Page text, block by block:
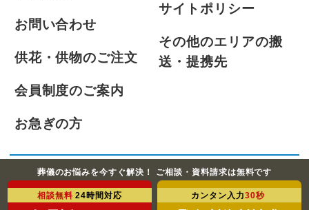
葬儀のお悩みを今すぐ解決！ ご相談・資料請求は無料です
相談無料 24時間対応 カンタン入力30秒
お問い合わせ
供花・供物のご注文
会員制度のご案内
お急ぎの方
サイトポリシー
その他のエリアの搬
送・提携先
©2021-2026 ふじみ式典株式会社 All Rights Reserved.